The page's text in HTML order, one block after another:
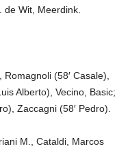
Wit, Meerdink.
(58′ Casale),
Alberto), Vecino, Basic;
Zaccagni (58′ Pedro).
M., Cataldi, Marcos